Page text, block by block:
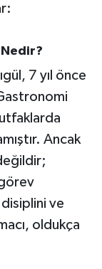
7 yıl önce
Ancak
ve
oldukça